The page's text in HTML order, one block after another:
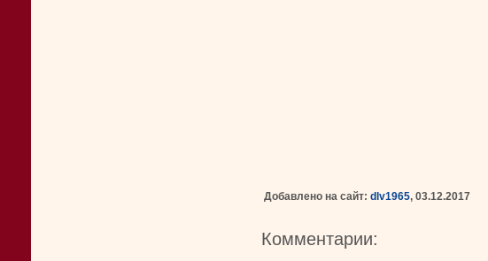
Добавлено на сайт: dlv1965, 03.12.2017
Комментарии: